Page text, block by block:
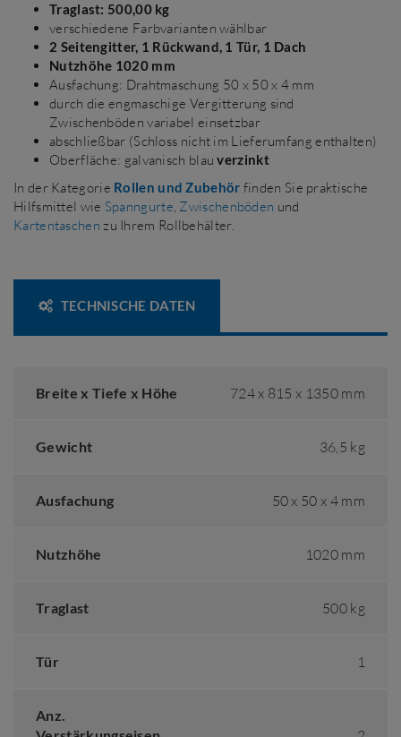
Traglast: 500,00 kg
verschiedene Farbvarianten wählbar
2 Seitengitter, 1 Rückwand, 1 Tür, 1 Dach
Nutzhöhe 1020 mm
Ausfachung: Drahtmaschung 50 x 50 x 4 mm
durch die engmaschige Vergitterung sind
Zwischenböden variabel einsetzbar
abschließbar (Schloss nicht im Lieferumfang enthalten)
Oberfläche: galvanisch blauverzinkt
In der Kategorie Rollen und Zubehör finden Sie praktische
Hilfsmittel wie Spanngurte, Zwischenböden und
Kartentaschen zu Ihrem Rollbehälter.
TECHNISCHE DATEN
Breite x Tiefe x Höhe 724 x 815 x 1350 mm
Gewicht 36,5 kg
Ausfachung 50 x 50 x 4 mm
Nutzhöhe 1020 mm
Traglast 500 kg
Tür 1
Anz.